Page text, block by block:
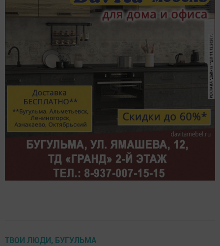
ТВОИ ЛЮДИ, БУГУЛЬМА